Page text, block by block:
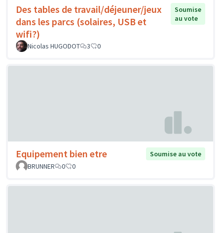
Des tables de travail/déjeuner/jeux
dans les parcs (solaires, USB et
wifi?)
Soumise
au vote
Nicolas HUGODOT 3 0
Equipement bien etre
Soumise au vote
BRUNNER
0 0